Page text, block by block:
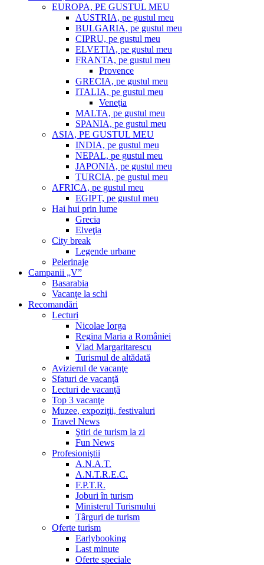
EUROPA, PE GUSTUL MEU
AUSTRIA, pe gustul meu
BULGARIA, pe gustul meu
CIPRU, pe gustul meu
ELVETIA, pe gustul meu
FRANTA, pe gustul meu
Provence
GRECIA, pe gustul meu
ITALIA, pe gustul meu
Veneţia
MALTA, pe gustul meu
SPANIA, pe gustul meu
ASIA, PE GUSTUL MEU
INDIA, pe gustul meu
NEPAL, pe gustul meu
JAPONIA, pe gustul meu
TURCIA, pe gustul meu
AFRICA, pe gustul meu
EGIPT, pe gustul meu
Hai hui prin lume
Grecia
Elveţia
City break
Legende urbane
Pelerinaje
Campanii „V”
Basarabia
Vacanţe la schi
Recomandări
Lecturi
Nicolae Iorga
Regina Maria a României
Vlad Margaritarescu
Turismul de altădată
Avizierul de vacanţe
Sfaturi de vacanţă
Lecturi de vacanţă
Top 3 vacanţe
Muzee, expoziţii, festivaluri
Travel News
Ştiri de turism la zi
Fun News
Profesioniştii
A.N.A.T.
A.N.T.R.E.C.
F.P.T.R.
Joburi în turism
Ministerul Turismului
Târguri de turism
Oferte turism
Earlybooking
Last minute
Oferte speciale